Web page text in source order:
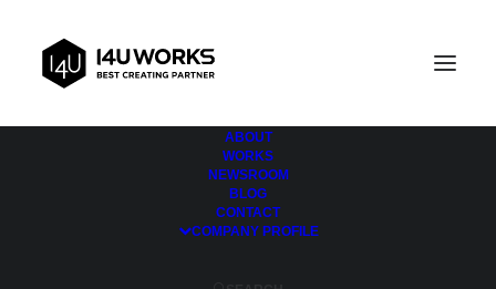
ABOUT
WORKS
NEWSROOM
BLOG
CONTACT
COMPANY PROFILE